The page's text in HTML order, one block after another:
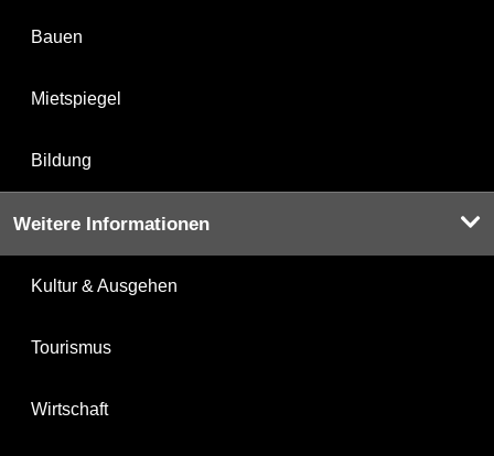
Bauen
Mietspiegel
Bildung
Weitere Informationen
Kultur & Ausgehen
Tourismus
Wirtschaft